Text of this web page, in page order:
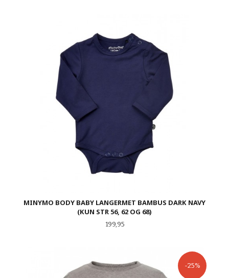
MINYMO BODY BABY LANGERMET BAMBUS DARK NAVY
(KUN STR 56, 62 OG 68)
Pris
199,95
-25%